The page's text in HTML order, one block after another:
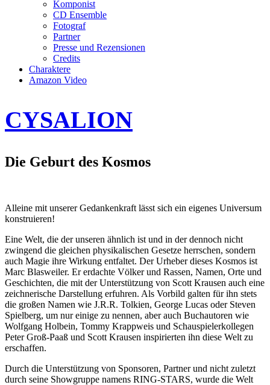
Komponist
CD Ensemble
Fotograf
Partner
Presse und Rezensionen
Credits
Charaktere
Amazon Video
CYSALION
Die Geburt des Kosmos
Alleine mit unserer Gedankenkraft lässt sich ein eigenes Universum
konstruieren!
Eine Welt, die der unseren ähnlich ist und in der dennoch nicht
zwingend die gleichen physikalischen Gesetze herrschen, sondern
auch Magie ihre Wirkung entfaltet. Der Urheber dieses Kosmos ist
Marc Blasweiler. Er erdachte Völker und Rassen, Namen, Orte und
Geschichten, die mit der Unterstützung von Scott Krausen auch eine
zeichnerische Darstellung erfuhren. Als Vorbild galten für ihn stets
die großen Namen wie J.R.R. Tolkien, George Lucas oder Steven
Spielberg, um nur einige zu nennen, aber auch Buchautoren wie
Wolfgang Holbein, Tommy Krappweis und Schauspielerkollegen
Peter Groß-Paaß und Scott Krausen inspirierten ihn diese Welt zu
erschaffen.
Durch die Unterstützung von Sponsoren, Partner und nicht zuletzt
durch seine Showgruppe namens RING-STARS, wurde die Welt